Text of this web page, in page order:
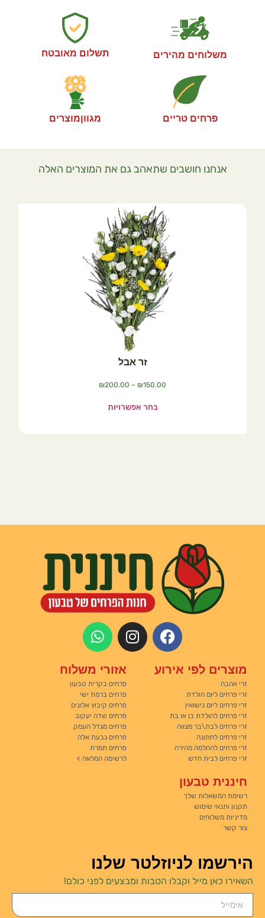
משלוחים מהירים תשלום מאובטח
פרחים טריים מגווןמוצרים
אנחנו חושבים שתאהב גם את המוצרים האלה
זר אבל
₪150.00
–
₪200.00
בחר אפשרויות
מוצרים לפי אירוע
זרי אהבה
זרי פרחים ליום הולדת
זרי פרחים ליום נישואין
זרי פרחים להולדת בן או בת
זרי פרחים לבת\בר מצווה
זרי פרחים לחתונה
זרי פרחים להחלמה מהירה
זרי פרחים לבית חדש
אזורי משלוח
פרחים בקרית טבעון
פרחים ברמת ישי
פרחים קיבוץ אלונים
פרחים שדה יעקוב
פרחים מגדל העמק
פרחים גבעת אלה
פרחים תמרת
לרשימה המלאה >
חיננית טבעון
רשימת המשאלות שלך
תקנון ותנאי שימוש
מדיניות משלוחים
צור קשר
הירשמו לניוזלטר שלנו
השאירו כאן מייל וקבלו הטבות ומבצעים לפני כולם!